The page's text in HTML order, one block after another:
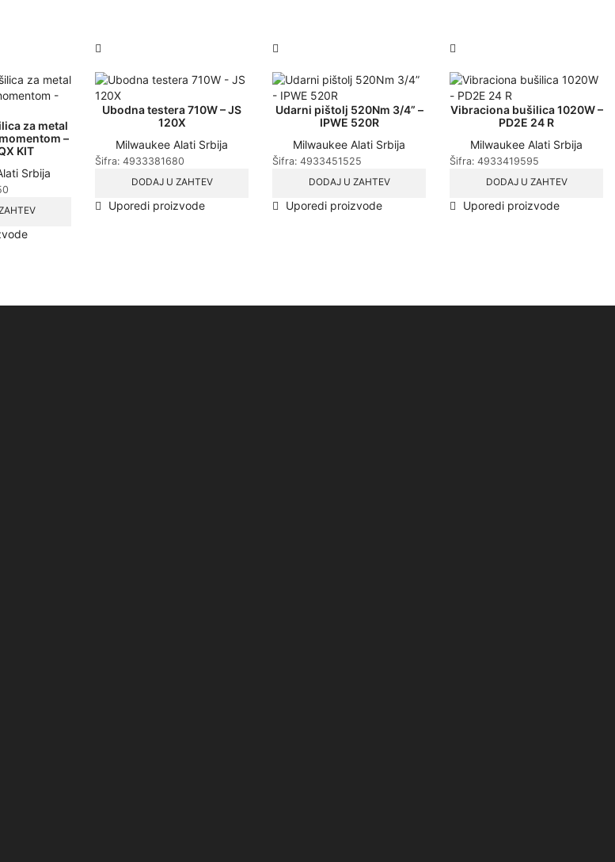
za metal
–
KIT
Srbija
Ubodna testera 710W – JS
120X
Milwaukee Alati Srbija
Šifra: 4933381680
DODAJ U ZAHTEV
Uporedi proizvode
Udarni pištolj 520Nm 3/4” –
IPWE 520R
Milwaukee Alati Srbija
Šifra: 4933451525
DODAJ U ZAHTEV
Uporedi proizvode
Vibraciona bušilica 1020W –
PD2E 24 R
Milwaukee Alati Srbija
Šifra: 4933419595
DODAJ U ZAHTEV
Uporedi proizvode